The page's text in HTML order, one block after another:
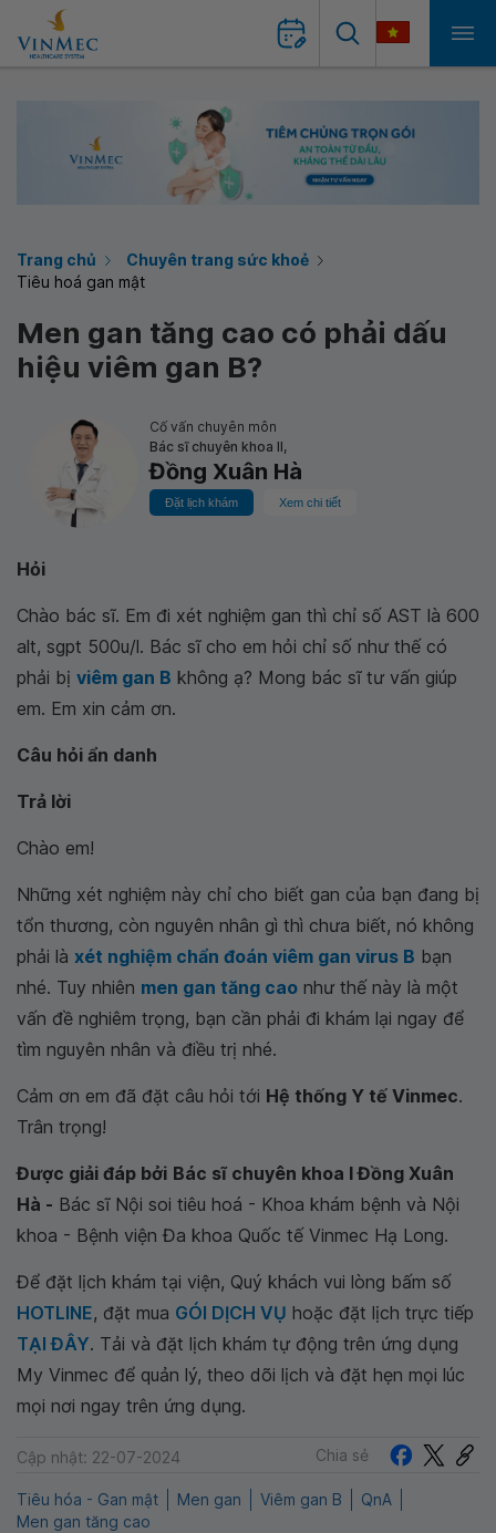
Trang chủ
Chuyên trang sức khoẻ
Tiêu hoá gan mật
Men gan tăng cao có phải dấu
hiệu viêm gan B?
Cố vấn chuyên môn
Bác sĩ chuyên khoa II,
Đồng Xuân Hà
Đặt lịch khám Xem chi tiết
Hỏi
Chào bác sĩ. Em đi xét nghiệm gan thì chỉ số AST là 600
alt, sgpt 500u/l. Bác sĩ cho em hỏi chỉ số như thế có
phải bị viêm gan B không ạ? Mong bác sĩ tư vấn giúp
em. Em xin cảm ơn.
Câu hỏi ẩn danh
Trả lời
Chào em!
Những xét nghiệm này chỉ cho biết gan của bạn đang bị
tổn thương, còn nguyên nhân gì thì chưa biết, nó không
phải là xét nghiệm chẩn đoán viêm gan virus B bạn
nhé. Tuy nhiên men gan tăng cao như thế này là một
vấn đề nghiêm trọng, bạn cần phải đi khám lại ngay để
tìm nguyên nhân và điều trị nhé.
Cảm ơn em đã đặt câu hỏi tới Hệ thống Y tế Vinmec.
Trân trọng!
Được giải đáp bởi Bác sĩ chuyên khoa I Đồng Xuân
Hà - Bác sĩ Nội soi tiêu hoá - Khoa khám bệnh và Nội
khoa - Bệnh viện Đa khoa Quốc tế Vinmec Hạ Long.
Để đặt lịch khám tại viện, Quý khách vui lòng bấm số
HOTLINE, đặt mua GÓI DỊCH VỤ hoặc đặt lịch trực tiếp
TẠI ĐÂY. Tải và đặt lịch khám tự động trên ứng dụng
My Vinmec để quản lý, theo dõi lịch và đặt hẹn mọi lúc
mọi nơi ngay trên ứng dụng.
Cập nhật: 22-07-2024 Chia sẻ
Tiêu hóa - Gan mật Men gan Viêm gan B
QnA
Men gan tăng cao